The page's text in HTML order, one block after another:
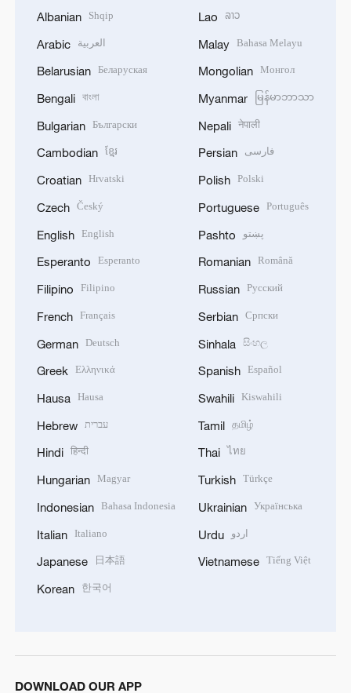
Albanian Shqip
Arabic العربية
Belarusian Беларуская
Bengali বাংলা
Bulgarian Български
Cambodian ខ្មែរ
Croatian Hrvatski
Czech Český
English English
Esperanto Esperanto
Filipino Filipino
French Français
German Deutsch
Greek Ελληνικά
Hausa Hausa
Hebrew עברית
Hindi हिन्दी
Hungarian Magyar
Indonesian Bahasa Indonesia
Italian Italiano
Japanese 日本語
Korean 한국어
Lao ລາວ
Malay Bahasa Melayu
Mongolian Монгол
Myanmar မြန်မာဘာသာ
Nepali नेपाली
Persian فارسی
Polish Polski
Portuguese Português
Pashto پښتو
Romanian Română
Russian Русский
Serbian Српски
Sinhala සිංහල
Spanish Español
Swahili Kiswahili
Tamil தமிழ்
Thai ไทย
Turkish Türkçe
Ukrainian Українська
Urdu اردو
Vietnamese Tiếng Việt
DOWNLOAD OUR APP